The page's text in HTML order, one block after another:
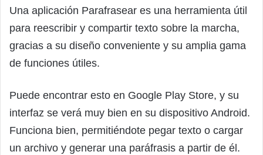
Una aplicación Parafrasear es una herramienta útil
para reescribir y compartir texto sobre la marcha,
gracias a su diseño conveniente y su amplia gama
de funciones útiles.
Puede encontrar esto en Google Play Store, y su
interfaz se verá muy bien en su dispositivo Android.
Funciona bien, permitiéndote pegar texto o cargar
un archivo y generar una paráfrasis a partir de él.